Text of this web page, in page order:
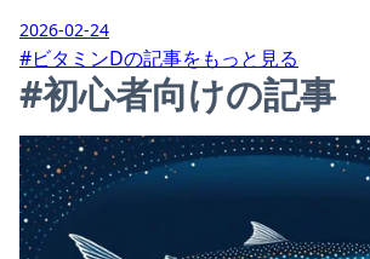
2026-02-24
#ビタミンDの記事をもっと見る
#初心者向けの記事